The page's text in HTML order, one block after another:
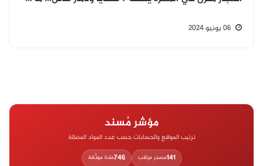
مؤشر مُسند
ترتيب المواقع والحسابات حسب عدد المواد المضللة
141مصدر مراقب 746مادة موثّقة